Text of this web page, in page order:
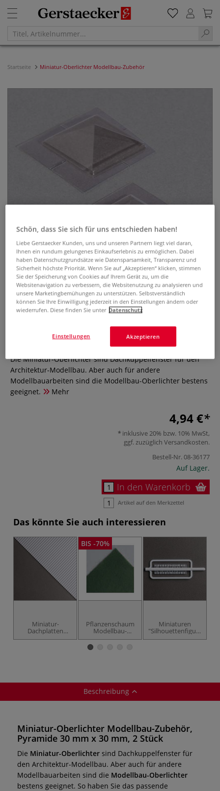
Startseite Miniatur-Oberlichter Modellbau-Zubehör
Miniatur-Oberlichter Modellbau-
0 Bewertungen
Die Miniatur-Oberlichter sind Dachkuppelfenster für den
Architektur-Modellbau. Aber auch für andere
Modellbauarbeiten sind die Modellbau-Oberlichter bestens
geeignet.
Mehr
4,94 €
inklusive 20% bzw. 10% MwSt,
ggf. zuzüglich Versandkosten.
Bestell-Nr.08-36177
Auf Lager.
In den Warenkorb
Artikel auf den Merkzettel
Das könnte Sie auch interessieren
Miniatur-
Dachplatten
Modellbau-
BIS -70%
Pflanzenschaum
Modellbau-
Zubehör
Miniaturen
"Silhouettenfiguren"
Modellbau-
Beschreibung
Miniatur-Oberlichter Modellbau-Zubehör,
Pyramide 30 mm x 30 mm, 2 Stück
Die Miniatur-Oberlichter sind Dachkuppelfenster für
den Architektur-Modellbau. Aber auch für andere
Modellbauarbeiten sind die Modellbau-Oberlichter
bestens geeignet. So haben Sie das passende
Schön, dass Sie sich für uns entschieden haben!
Liebe Gerstaecker Kunden, uns und unseren Partnern liegt viel daran,
Ihnen ein rundum gelungenes Einkaufserlebnis zu ermöglichen. Dabei
haben Datenschutzgrundsätze wie Datensparsamkeit, Transparenz und
Sicherheit höchste Priorität. Wenn Sie auf „Akzeptieren“ klicken, stimmen
Sie der Speicherung von Cookies auf Ihrem Gerät zu, um die
Websitenavigation zu verbessern, die Websitenutzung zu analysieren und
unsere Marketingbemühungen zu unterstützen. Selbstverständlich
können Sie Ihre Einwilligung jederzeit in den Einstellungen ändern oder
wiederrufen. Diese finden Sie unter Datenschutz
Akzeptieren
Einstellungen